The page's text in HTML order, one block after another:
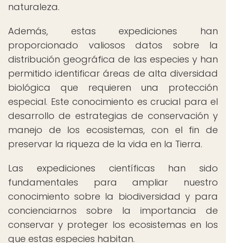
naturaleza.
Además, estas expediciones han
proporcionado valiosos datos sobre la
distribución geográfica de las especies y han
permitido identificar áreas de alta diversidad
biológica que requieren una protección
especial. Este conocimiento es crucial para el
desarrollo de estrategias de conservación y
manejo de los ecosistemas, con el fin de
preservar la riqueza de la vida en la Tierra.
Las expediciones científicas han sido
fundamentales para ampliar nuestro
conocimiento sobre la biodiversidad y para
concienciarnos sobre la importancia de
conservar y proteger los ecosistemas en los
que estas especies habitan.